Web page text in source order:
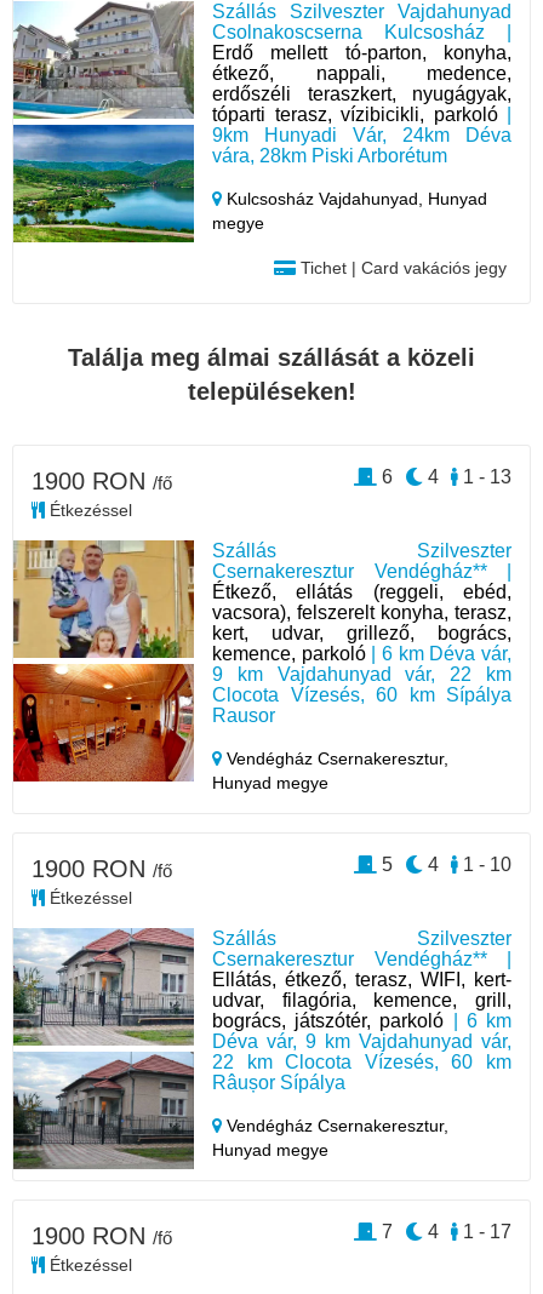
Szállás Szilveszter Vajdahunyad
Csolnakoscserna Kulcsosház |
Erdő mellett tó-parton, konyha,
étkező, nappali, medence,
erdőszéli teraszkert, nyugágyak,
tóparti terasz, vízibicikli, parkoló|
9km Hunyadi Vár, 24km Déva
vára, 28km Piski Arborétum
Kulcsosház Vajdahunyad, Hunyad
megye
Tichet | Card vakációs jegy
Találja meg álmai szállását a közeli
településeken!
Szállás Szilveszter
Csernakeresztur Vendégház** |
Étkező, ellátás (reggeli, ebéd,
vacsora), felszerelt konyha, terasz,
kert, udvar, grillező, bogrács,
kemence, parkoló| 6 km Déva vár,
9 km Vajdahunyad vár, 22 km
Clocota Vízesés, 60 km Sípálya
Rausor
Vendégház Csernakeresztur,
Hunyad megye
1900 RON /fő
Étkezéssel
1 - 13
4
6
Szállás Szilveszter
Csernakeresztur Vendégház** |
Ellátás, étkező, terasz, WIFI, kert-
udvar, filagória, kemence, grill,
bogrács, játszótér, parkoló | 6 km
Déva vár, 9 km Vajdahunyad vár,
22 km Clocota Vízesés, 60 km
Râușor Sípálya
Vendégház Csernakeresztur,
Hunyad megye
1900 RON /fő
Étkezéssel
1 - 10
4
5
1900 RON /fő
Étkezéssel
1 - 17
4
7